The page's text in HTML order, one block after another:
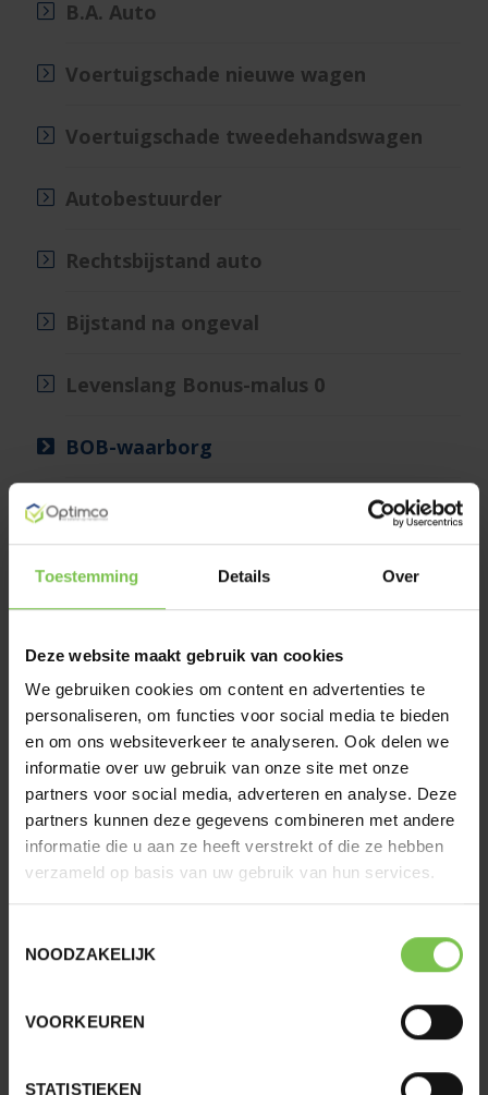
Toestemming Details Over
Deze website maakt gebruik van cookies
We gebruiken cookies om content en advertenties te
personaliseren, om functies voor social media te bieden
en om ons websiteverkeer te analyseren. Ook delen we
informatie over uw gebruik van onze site met onze
partners voor social media, adverteren en analyse. Deze
partners kunnen deze gegevens combineren met andere
informatie die u aan ze heeft verstrekt of die ze hebben
verzameld op basis van uw gebruik van hun services.
NOODZAKELIJK
VOORKEUREN
STATISTIEKEN
B.A. Auto
Voertuigschade nieuwe wagen
Voertuigschade tweedehandswagen
Autobestuurder
Rechtsbijstand auto
Bijstand na ongeval
Levenslang Bonus-malus 0
BOB-waarborg
Glasbreuk
Sneeuwbeslaan 14
2610 Antwerpen
T.03 297 51 20
E.info@optimco.be
W. www.optimco.be
BE90 0682 4433 3832
Cookie verklaring